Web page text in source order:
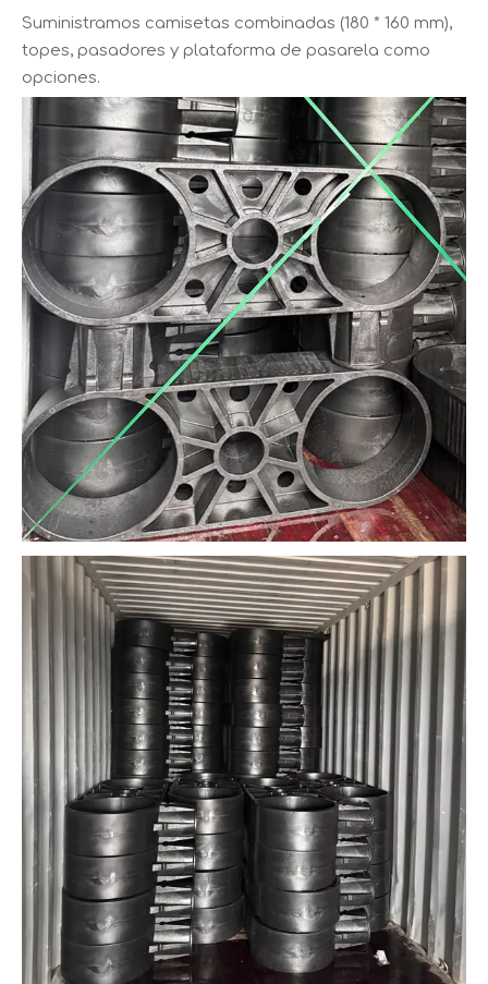
Suministramos camisetas combinadas (180 * 160 mm),
topes, pasadores y plataforma de pasarela como
opciones.